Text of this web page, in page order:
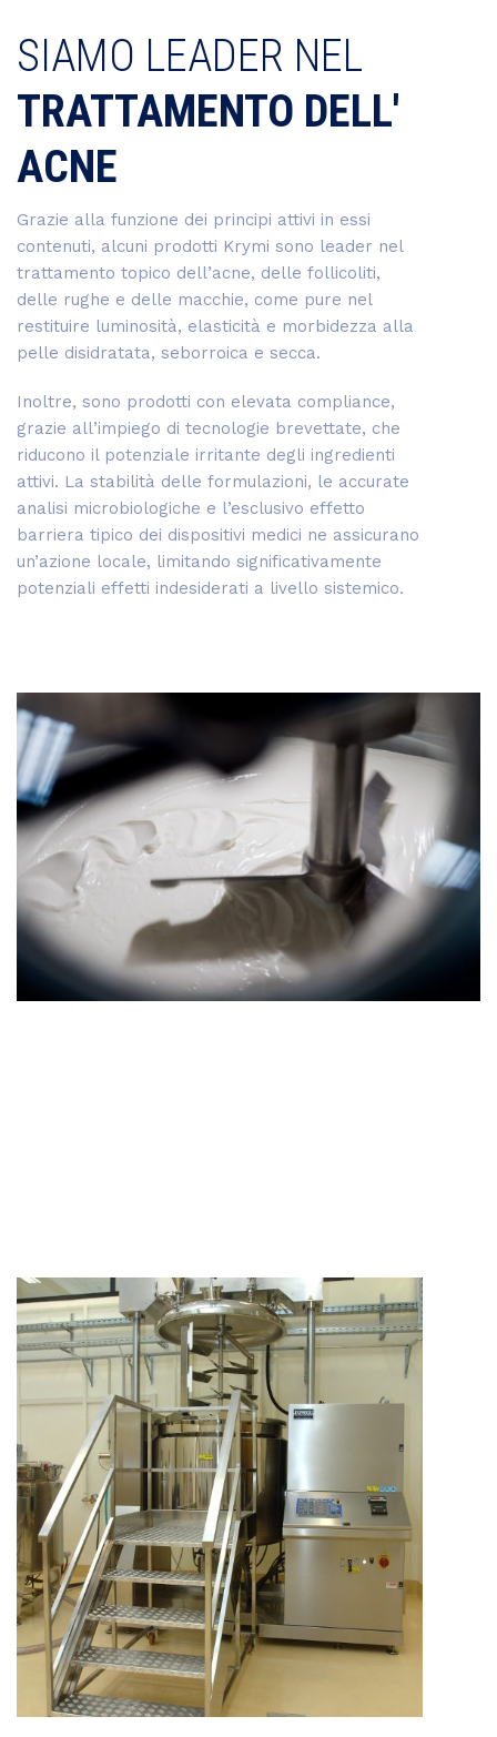
SIAMO LEADER NEL
TRATTAMENTO DELL'
ACNE
Grazie alla funzione dei principi attivi in essi
contenuti, alcuni prodotti Krymi sono leader nel
trattamento topico dell’acne, delle follicoliti,
delle rughe e delle macchie, come pure nel
restituire luminosità, elasticità e morbidezza alla
pelle disidratata, seborroica e secca.
Inoltre, sono prodotti con elevata compliance,
grazie all’impiego di tecnologie brevettate, che
riducono il potenziale irritante degli ingredienti
attivi. La stabilità delle formulazioni, le accurate
analisi microbiologiche e l’esclusivo effetto
barriera tipico dei dispositivi medici ne assicurano
un’azione locale, limitando significativamente
potenziali effetti indesiderati a livello sistemico.